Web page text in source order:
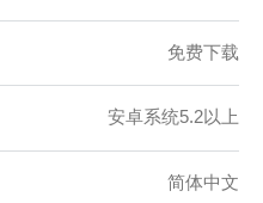
免费下载
安卓系统5.2以上
简体中文